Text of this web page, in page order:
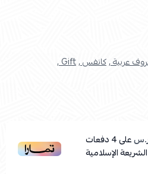
عربية ,كانفس ,Gift ,
على4دفعات
الإسلامية